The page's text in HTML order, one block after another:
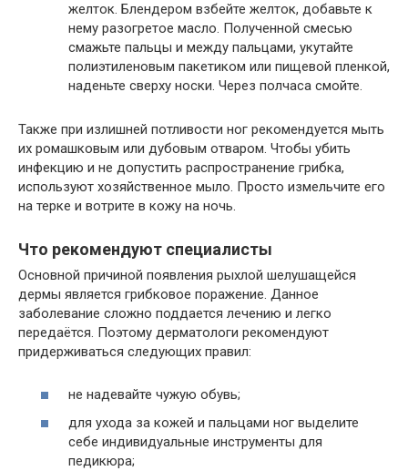
желток. Блендером взбейте желток, добавьте к
нему разогретое масло. Полученной смесью
смажьте пальцы и между пальцами, укутайте
полиэтиленовым пакетиком или пищевой пленкой,
наденьте сверху носки. Через полчаса смойте.
Также при излишней потливости ног рекомендуется мыть
их ромашковым или дубовым отваром. Чтобы убить
инфекцию и не допустить распространение грибка,
используют хозяйственное мыло. Просто измельчите его
на терке и вотрите в кожу на ночь.
Что рекомендуют специалисты
Основной причиной появления рыхлой шелушащейся
дермы является грибковое поражение. Данное
заболевание сложно поддается лечению и легко
передаётся. Поэтому дерматологи рекомендуют
придерживаться следующих правил:
не надевайте чужую обувь;
для ухода за кожей и пальцами ног выделите
себе индивидуальные инструменты для
педикюра;